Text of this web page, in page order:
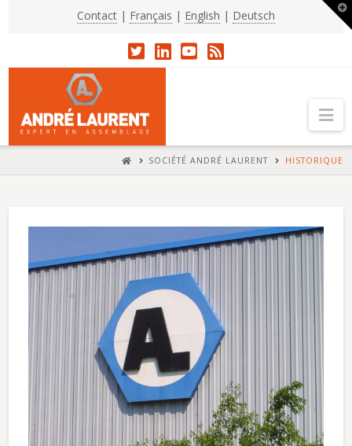
Contact | Français | English | Deutsch
HOMESOCIÉTÉ ANDRÉ LAURENT HISTORIQUE